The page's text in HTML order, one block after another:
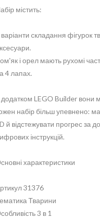
містить:
складання фігурок
і орел мають рухомі
4 лапах.
LEGO Builder вони
набір більш упевнено:
й відстежувати прогрес за
інструкцій.
характеристики
31376
Тварини
3 в 1